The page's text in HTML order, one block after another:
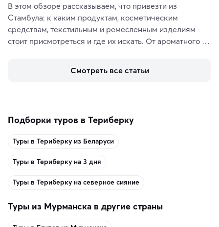
В этом обзоре рассказываем, что привезти из
Стамбула: к каким продуктам, косметическим
средствам, текстильным и ремесленным изделиям
стоит присмотреться и где их искать. От ароматного
аутентичных лавках — в подарок близким или себе на
Смотреть все статьи
Подборки туров в Териберку
Туры в Териберку из Беларуси
Туры в Териберку на 3 дня
Туры в Териберку на северное сияние
Туры из Мурманска в другие страны